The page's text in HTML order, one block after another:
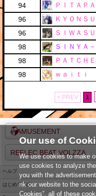
94
ＰＩＴＡＰＡ
96
ＫＹＯＮＳ
96
ＳＩＷＡＳＵ
98
ＳＩＮＹＡ－
98
ＰＡＴＣＨ
98
ｗａｉｔｉ
< PREV 1
e-AMUSEMENT
REFLEC BEAT VOLZZA
ヘルプ
はじめての方
Our use of
We use cookies to make
use cookies to analyze
you with the
nk our website to the
Cookies”, all of these